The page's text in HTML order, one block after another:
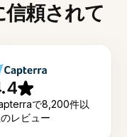
頼されて
で8,200件以
のレビュー